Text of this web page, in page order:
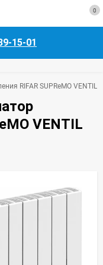
0
15-01
RIFAR SUPReMO VENTIL
VENTIL